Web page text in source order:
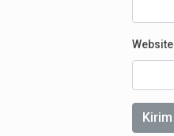
Website